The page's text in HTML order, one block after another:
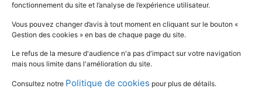
fonctionnement du site et l’analyse de l’expérience utilisateur.
Vous pouvez changer d’avis à tout moment en cliquant sur le bouton «
Gestion des cookies » en bas de chaque page du site.
Le refus de la mesure d'audience n'a pas d'impact sur votre navigation
mais nous limite dans l'amélioration du site.
Consultez notre Politique de cookies pour plus de détails.
SUIVEZ L'ACTUALITÉ DE L'ÉDUCATION